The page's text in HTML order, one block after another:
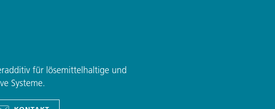
Feuerfestindustrie
für lösemittelhaltige und
Systeme.